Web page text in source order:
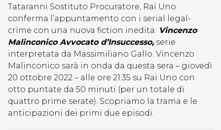
Tataranni Sostituto Procuratore, Rai Uno
conferma l’appuntamento con i serial legal-
crime con una nuova fiction inedita: Vincenzo
Malinconico Avvocato d’Insuccesso, serie
interpretata da Massimiliano Gallo. Vincenzo
Malinconico sarà in onda da questa sera – giovedì
20 ottobre 2022 – alle ore 21:35 su Rai Uno con
otto puntate da 50 minuti (per un totale di
quattro prime serate). Scopriamo la trama e le
anticipazioni dei primi due episodi.